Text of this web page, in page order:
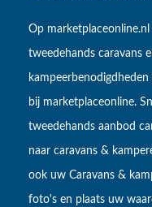
Op
tweedehands caravans
bij marketplaceonline.
tweedehands aanbod
naar caravans &
ook uw Caravans &
foto's en plaats uw